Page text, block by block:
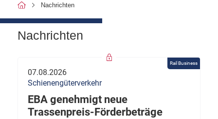
Nachrichten
Nachrichten
Rail Business
07.08.2026
Schienengüterverkehr
EBA genehmigt neue
Trassenpreis-Förderbeträge